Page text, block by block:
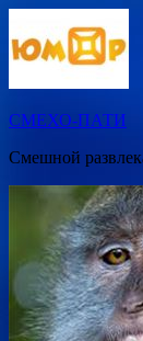
к
содержимому
СМЕХО-ПАТИ
Смешной